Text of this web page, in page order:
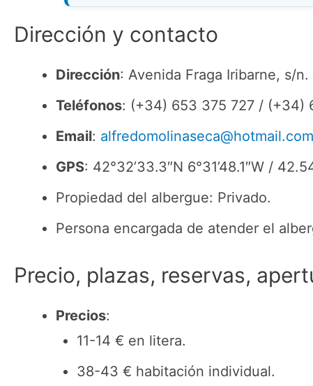
Dirección y contacto
Dirección: Avenida Fraga Iribarne, s/
Teléfonos: (+34) 653 375 727 / (+34)
Email: alfredomolinaseca@hotmail.com
GPS: 42°32’33.3″N 6°31’48.1″W /
Propiedad del albergue: Privado.
Persona encargada de atender el
Precio, plazas, reservas,
Precios:
11-14 € en litera.
38-43 € habitación individual.